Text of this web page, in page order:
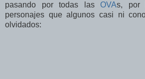
pasando por todas las OVAs, por
personajes que algunos casi ni
olvidados: